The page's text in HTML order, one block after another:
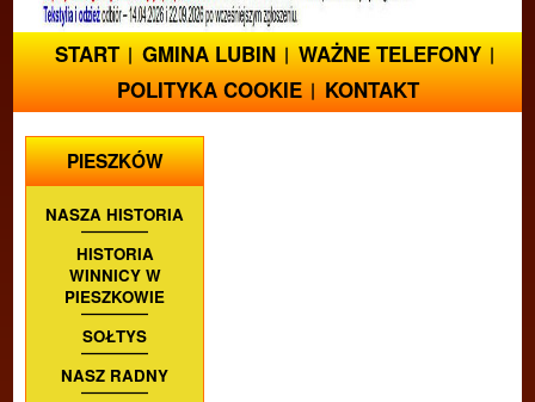
START GMINA LUBIN
WAŻNE TELEFONY
POLITYKA COOKIE
KONTAKT
PIESZKÓW
NASZA HISTORIA
HISTORIA
WINNICY W
PIESZKOWIE
SOŁTYS
NASZ RADNY